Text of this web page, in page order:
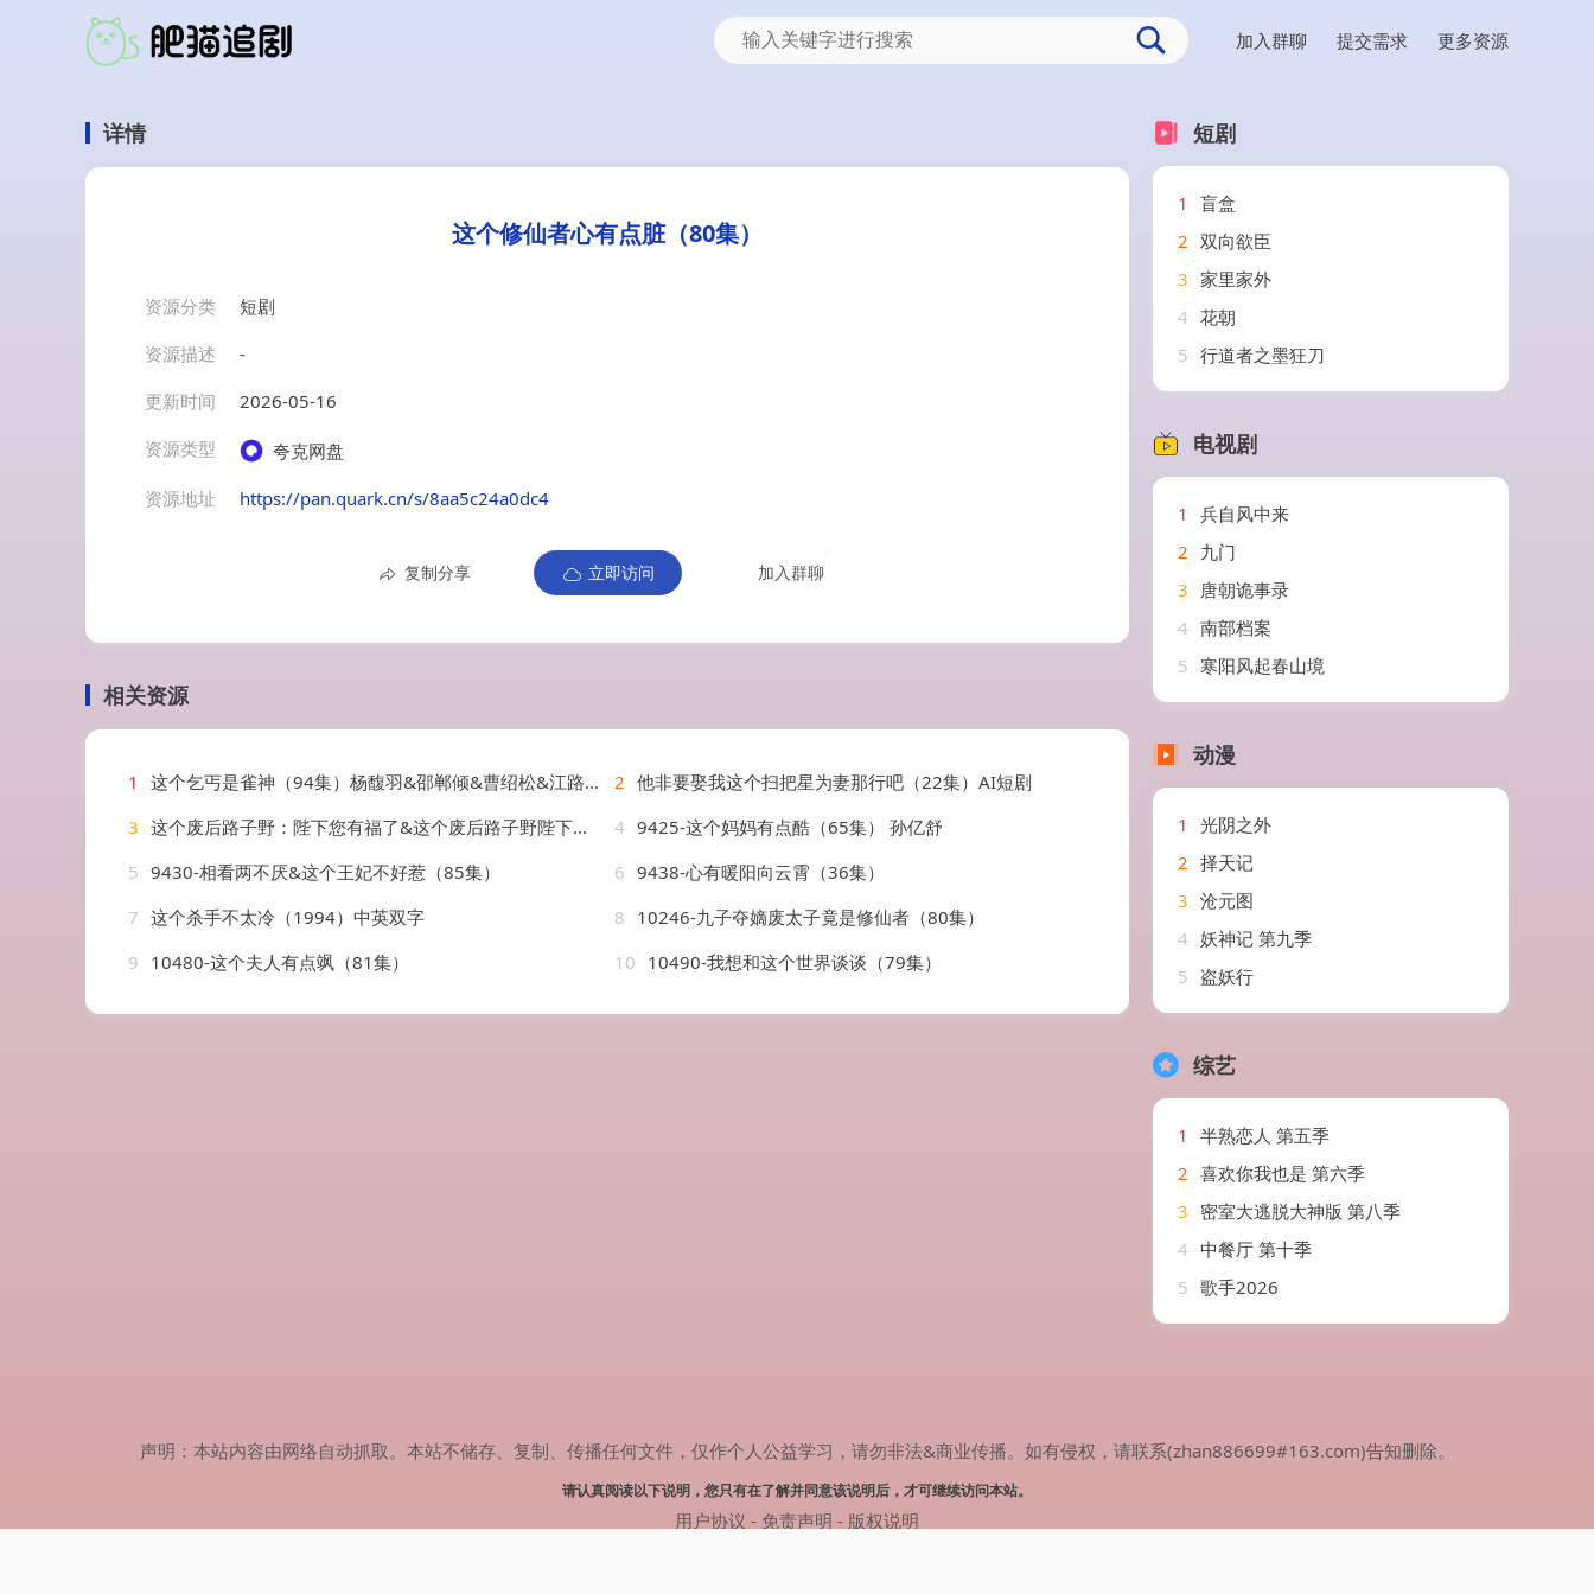
加入群聊 提交需求 更多资源
详情
这个修仙者心有点脏（80集）
资源分类
短剧
资源描述
-
更新时间
2026-05-16
资源类型
夸克网盘
资源地址
https://pan.quark.cn/s/8aa5c24a0dc4
复制分享 立即访问 加入群聊
相关资源
1 这个乞丐是雀神（94集）杨馥羽&邵郸倾&曹绍松&江路祺 2 他非要娶我这个扫把星为妻那行吧（22集）AI短剧
3 这个废后路子野：陛下您有福了&这个废后路子野陛下您有福了（80集）AI短剧 4 9425-这个妈妈有点酷（65集） 孙亿舒
5 9430-相看两不厌&这个王妃不好惹（85集） 6 9438-心有暖阳向云霄（36集）
7 这个杀手不太冷（1994）中英双字 8 10246-九子夺嫡废太子竟是修仙者（80集）
9 10480-这个夫人有点飒（81集） 10 10490-我想和这个世界谈谈（79集）
短剧
1
盲盒
2 双向欲臣
3 家里家外
4 花朝
5 行道者之墨狂刀
电视剧
1
兵自风中来
2 九门
3 唐朝诡事录
4 南部档案
5 寒阳风起春山境
动漫
1
光阴之外
2 择天记
3 沧元图
4 妖神记 第九季
5 盗妖行
综艺
1
半熟恋人 第五季
2 喜欢你我也是 第六季
3 密室大逃脱大神版 第八季
4 中餐厅 第十季
5 歌手2026
声明：本站内容由网络自动抓取。本站不储存、复制、传播任何文件，仅作个人公益学习，请勿非法&商业传播。如有侵权，请联系(zhan886699#163.com)告知删除。
请认真阅读以下说明，您只有在了解并同意该说明后，才可继续访问本站。
用户协议 - 免责声明 - 版权说明